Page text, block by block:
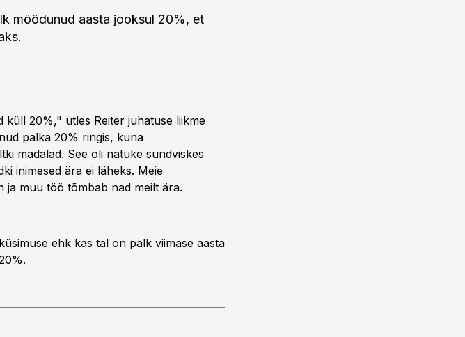
möödunud aasta jooksul 20%, et
20%," ütles Reiter juhatuse liikme
palka 20% ringis, kuna
madalad. See oli natuke sundviskes
inimesed ära ei läheks. Meie
ja muu töö tõmbab nad meilt ära.
ehk kas tal on palk viimase aasta